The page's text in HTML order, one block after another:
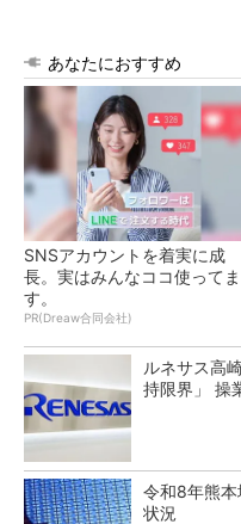
あなたにおすすめ
SNSアカウントを着実に成
長。実はみんなココ使ってま
す。
PR(Dreaw合同会社)
ルネサス高
持限界」 操
令和8年熊
状況